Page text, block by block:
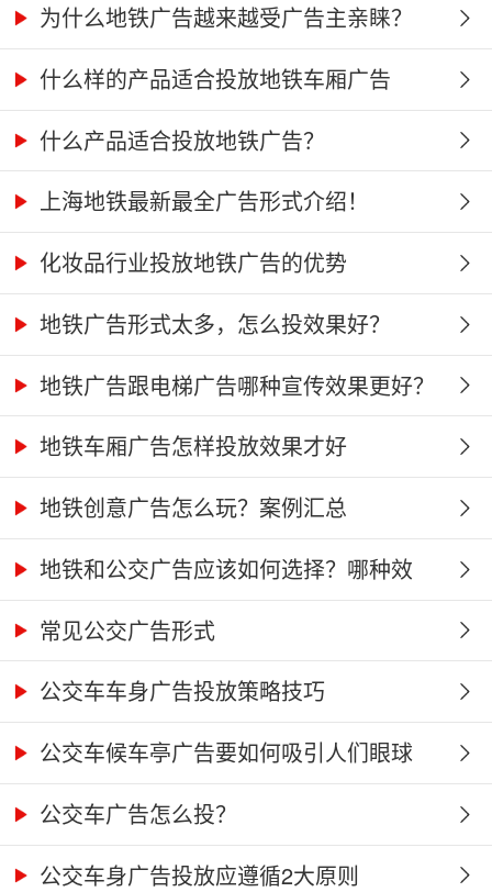
为什么地铁广告越来越受广告主亲睐？
什么样的产品适合投放地铁车厢广告
什么产品适合投放地铁广告？
上海地铁最新最全广告形式介绍！
化妆品行业投放地铁广告的优势
地铁广告形式太多，怎么投效果好？
地铁广告跟电梯广告哪种宣传效果更好？
地铁车厢广告怎样投放效果才好
地铁创意广告怎么玩？案例汇总
地铁和公交广告应该如何选择？哪种效
果...常见公交广告形式
公交车车身广告投放策略技巧
公交车候车亭广告要如何吸引人们眼球
公交车广告怎么投？
公交车身广告投放应遵循2大原则